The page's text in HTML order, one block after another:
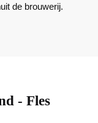
de brouwerij.
- Fles